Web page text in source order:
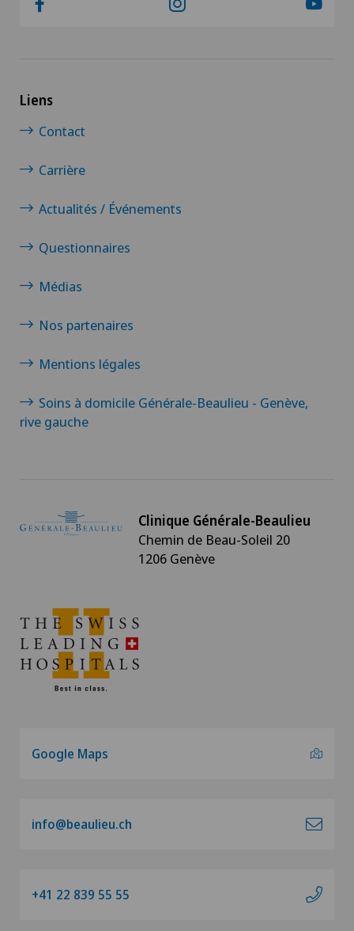
Liens
Contact
Carrière
Actualités / Événements
Questionnaires
Médias
Nos partenaires
Mentions légales
Soins à domicile Générale-Beaulieu - Genève,
rive gauche
Clinique Générale-Beaulieu
Chemin de Beau-Soleil 20
1206 Genève
Google Maps
info@beaulieu.ch
+41 22 839 55 55